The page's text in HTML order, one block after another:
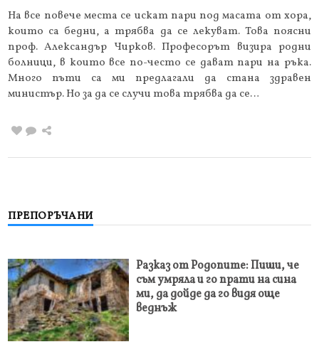
На все повече места се искат пари под масата от хора,
които са бедни, а трябва да се лекуват. Това поясни
проф. Александър Чирков. Професорът визира родни
болници, в които все по-често се дават пари на ръка.
Много пъти са ми предлагали да стана здравен
министър. Но за да се случи това трябва да се…
ПРЕПОРЪЧАНИ
Разказ от Родопите: Пиши, че
съм умряла и го прати на сина
ми, да дойде да го видя още
веднъж